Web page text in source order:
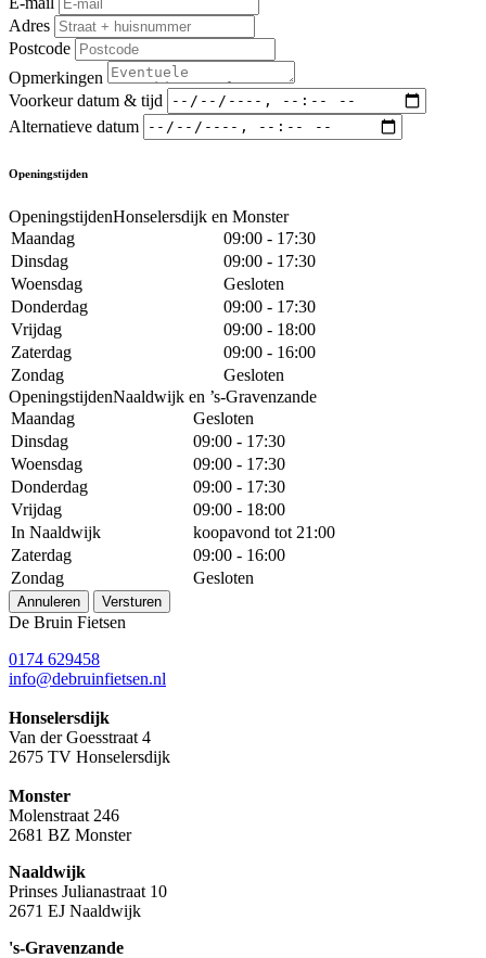
Adres
Postcode
Opmerkingen
Voorkeur datum & tijd
Alternatieve datum
Openingstijden
OpeningstijdenHonselersdijk en Monster
Maandag
09:00 - 17:30
Dinsdag
09:00 - 17:30
Woensdag
Gesloten
Donderdag
09:00 - 17:30
Vrijdag
09:00 - 18:00
Zaterdag
09:00 - 16:00
Zondag
Gesloten
OpeningstijdenNaaldwijk en ’s-Gravenzande
Maandag
Gesloten
Dinsdag
09:00 - 17:30
Woensdag
09:00 - 17:30
Donderdag
09:00 - 17:30
Vrijdag
09:00 - 18:00
In Naaldwijk
koopavond tot 21:00
Zaterdag
09:00 - 16:00
Zondag
Gesloten
Annuleren Versturen
De Bruin Fietsen
0174 629458
info@debruinfietsen.nl
Honselersdijk
Van der Goesstraat 4
2675 TV Honselersdijk
Monster
Molenstraat 246
2681 BZ Monster
Naaldwijk
Prinses Julianastraat 10
2671 EJ Naaldwijk
's-Gravenzande